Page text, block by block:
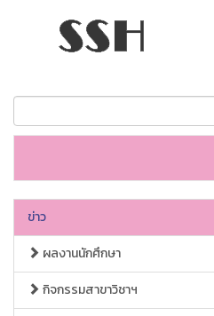
ข่าว
ผลงานนักศึกษา
กิจกรรมสาขาวิชาฯ